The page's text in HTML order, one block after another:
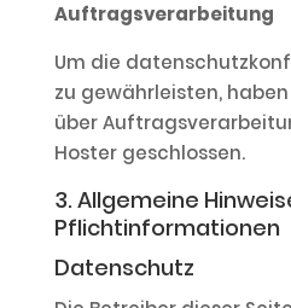
Auftragsverarbeitung
Um die
zu gewährleisten,
über
Hoster geschlossen.
3. Allgemeine
Pflichtinformationen
Datenschutz